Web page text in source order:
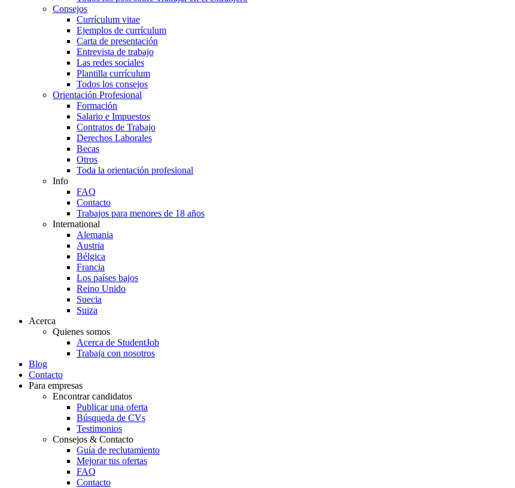
Consejos
Currículum vitae
Ejemplos de currículum
Carta de presentación
Entrevista de trabajo
Las redes sociales
Plantilla currículum
Todos los consejos
Orientación Profesional
Formación
Salario e Impuestos
Contratos de Trabajo
Derechos Laborales
Becas
Otros
Toda la orientación profesional
Info
FAQ
Contacto
Trabajos para menores de 18 años
International
Alemania
Austria
Bélgica
Francia
Los países bajos
Reino Unido
Suecia
Suiza
Acerca
Quienes somos
Acerca de StudentJob
Trabaja con nosotros
Blog
Contacto
Para empresas
Encontrar candidatos
Publicar una oferta
Búsqueda de CVs
Testimonios
Consejos & Contacto
Guía de reclutamiento
Mejorar tus ofertas
FAQ
Contacto